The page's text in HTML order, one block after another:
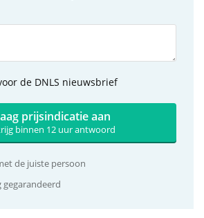
de DNLS nieuwsbrief
prijsindicatie aan
binnen 12 uur antwoord
de juiste persoon
gegarandeerd